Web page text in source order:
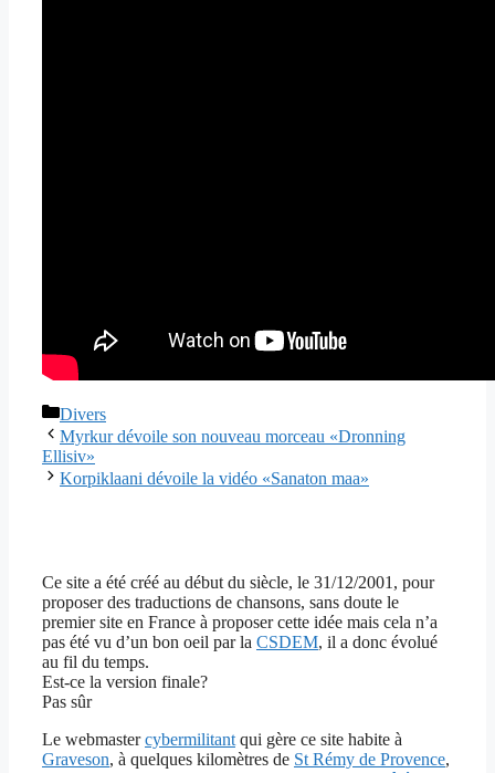
Catégories
Divers
Myrkur dévoile son nouveau morceau «Dronning
Ellisiv»
Korpiklaani dévoile la vidéo «Sanaton maa»
Ce site a été créé au début du siècle, le 31/12/2001, pour
proposer des traductions de chansons, sans doute le
premier site en France à proposer cette idée mais cela n’a
pas été vu d’un bon oeil par la CSDEM, il a donc évolué
au fil du temps.
Est-ce la version finale?
Pas sûr
Le webmastercybermilitant qui gère ce site habite à
Graveson, à quelques kilomètres de St Rémy de Provence,